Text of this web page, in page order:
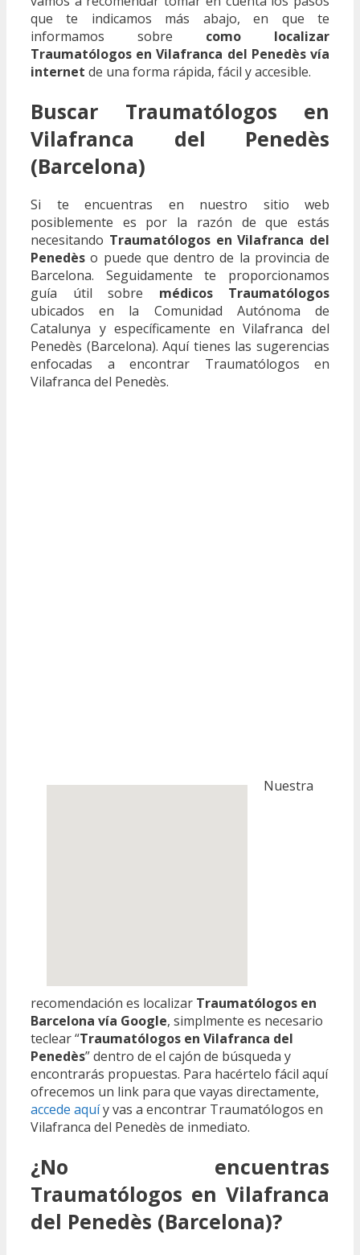
que te indicamos más abajo, en que te
informamos sobre como localizar
Traumatólogos en Vilafranca del Penedès vía
internet de una forma rápida, fácil y accesible.
Buscar Traumatólogos en
Vilafranca del Penedès
(Barcelona)
Si te encuentras en nuestro sitio web
posiblemente es por la razón de que estás
necesitando Traumatólogos en Vilafranca del
Penedès o puede que dentro de la provincia de
Barcelona. Seguidamente te proporcionamos
guía útil sobre médicos Traumatólogos
ubicados en la Comunidad Autónoma de
Catalunya y específicamente en Vilafranca del
Penedès (Barcelona). Aquí tienes las sugerencias
enfocadas a encontrar Traumatólogos en
Vilafranca del Penedès.
Nuestra
recomendación es localizar Traumatólogos en
Barcelona vía Google, simplmente es necesario
teclear “Traumatólogos en Vilafranca del
Penedès” dentro de el cajón de búsqueda y
encontrarás propuestas. Para hacértelo fácil aquí
ofrecemos un link para que vayas directamente,
accede aquíy vas a encontrar Traumatólogos en
Vilafranca del Penedès de inmediato.
¿No encuentras
Traumatólogos en Vilafranca
del Penedès (Barcelona)?